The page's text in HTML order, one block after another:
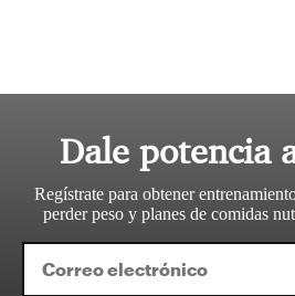
Dale potencia
Regístrate para obtener
perder peso y planes de comidas